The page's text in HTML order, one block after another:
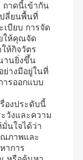
ถาดนี้เข้ากัน
ลี่ยนพื้นที่
เบียบ การจัด
ให้คุณจัด
ห้กิจวัตร
านยิ่งขึ้น
ย่างมีอยู่ในที่
ารออกแบบ
องประดับนี้
วังและความ
นใจได้ว่า
ภาพและ
าการ